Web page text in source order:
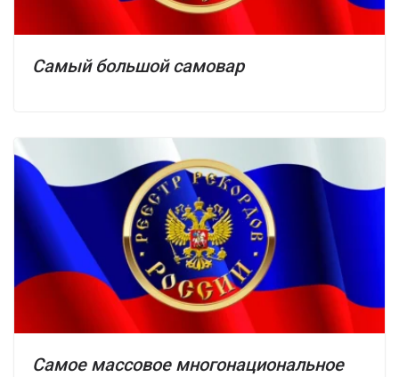
Самый большой самовар
Самое массовое многонациональное